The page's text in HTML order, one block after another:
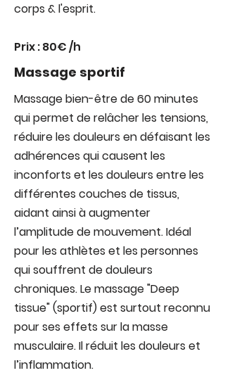
corps & l'esprit.
Prix : 80€ /h
Massage sportif
Massage bien-être de 60 minutes
qui permet de relâcher les tensions,
réduire les douleurs en défaisant les
adhérences qui causent les
inconforts et les douleurs entre les
différentes couches de tissus,
aidant ainsi à augmenter
l’amplitude de mouvement. Idéal
pour les athlètes et les personnes
qui souffrent de douleurs
chroniques. Le massage "Deep
tissue" (sportif) est surtout reconnu
pour ses effets sur la masse
musculaire. Il réduit les douleurs et
l’inflammation.